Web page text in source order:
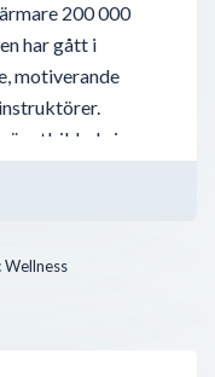
200 000
har gått i
motiverande
utbildade inom
forma sitt
Nordic